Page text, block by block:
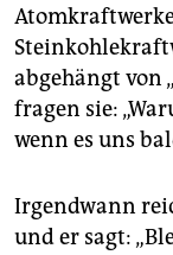
abgehängt von
fragen sie:
wenn es uns
Irgendwann
und er sagt: